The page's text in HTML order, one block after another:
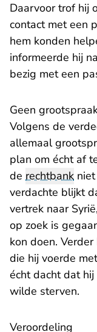
Daarvoor trof hij
contact met een
hem konden
informeerde hij
bezig met een
Geen
Volgens de
allemaal
plan om écht af
de rechtbank
verdachte blijkt
vertrek naar
op zoek is
kon doen.
die hij voerde
écht dacht dat
wilde sterven.
Veroordeling